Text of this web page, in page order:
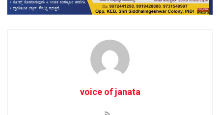
voice of janata